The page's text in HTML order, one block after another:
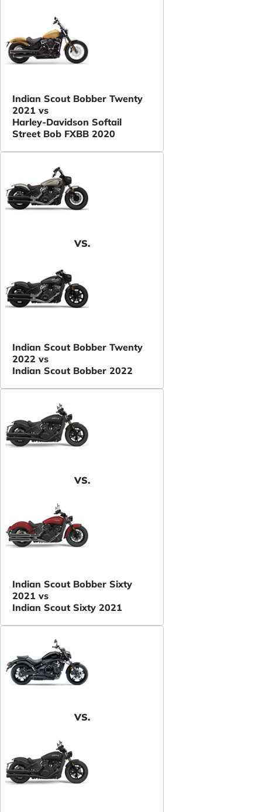
Indian Scout Bobber Twenty
2021 vs
Harley-Davidson Softail
Street Bob FXBB 2020
VS.
Indian Scout Bobber Twenty
2022 vs
Indian Scout Bobber 2022
VS.
Indian Scout Bobber Sixty
2021 vs
Indian Scout Sixty 2021
VS.